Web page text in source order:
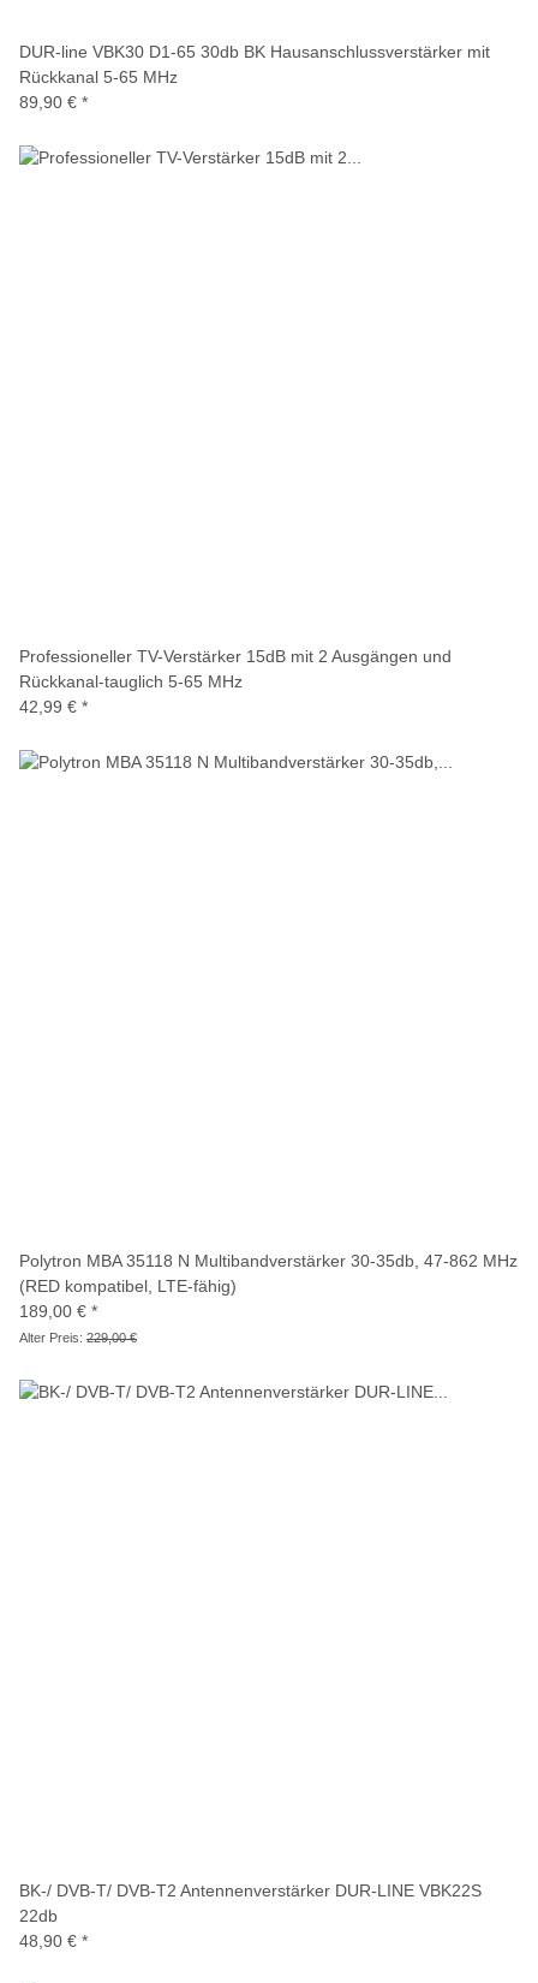
DUR-line VBK30 D1-65 30db BK Hausanschlussverstärker mit
Rückkanal 5-65 MHz
89,90 € *
Professioneller TV-Verstärker 15dB mit 2 Ausgängen und
Rückkanal-tauglich 5-65 MHz
42,99 € *
Polytron MBA 35118 N Multibandverstärker 30-35db, 47-862 MHz
(RED kompatibel, LTE-fähig)
189,00 € *
Alter Preis: 229,00 €
BK-/ DVB-T/ DVB-T2 Antennenverstärker DUR-LINE VBK22S
22db
48,90 € *